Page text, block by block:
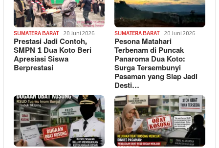
SUMATERA BARAT 20 Juni 2026
Prestasi Jadi Contoh,
SMPN 1 Dua Koto Beri
Apresiasi Siswa
Berprestasi
SUMATERA BARAT 20 Juni 2026
Pesona Matahari
Terbenam di Puncak
Panaroma Dua Koto:
Surga Tersembunyi
Pasaman yang Siap Jadi
Desti…